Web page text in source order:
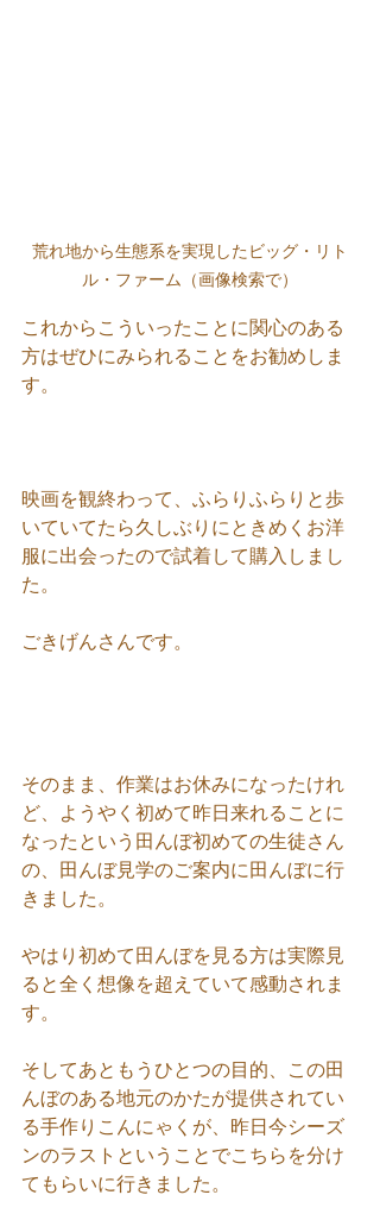
荒れ地から生態系を実現したビッグ・リト
ル・ファーム（画像検索で）
これからこういったことに関心のある
方はぜひにみられることをお勧めしま
す。
映画を観終わって、ふらりふらりと歩
いていてたら久しぶりにときめくお洋
服に出会ったので試着して購入しまし
た。
ごきげんさんです。
そのまま、作業はお休みになったけれ
ど、ようやく初めて昨日来れることに
なったという田んぼ初めての生徒さん
の、田んぼ見学のご案内に田んぼに行
きました。
やはり初めて田んぼを見る方は実際見
ると全く想像を超えていて感動されま
す。
そしてあともうひとつの目的、この田
んぼのある地元のかたが提供されてい
る手作りこんにゃくが、昨日今シーズ
ンのラストということでこちらを分け
てもらいに行きました。